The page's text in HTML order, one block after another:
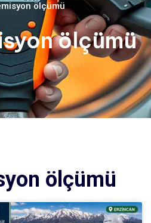
ölçümü
ölçümü
ölçümü